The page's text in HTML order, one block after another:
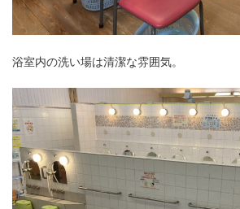
浴室内の洗い場は清潔な雰囲気。